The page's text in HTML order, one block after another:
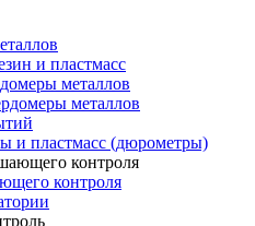
и пластмасс
металлов
металлов
и пластмасс (дюрометры)
контроля